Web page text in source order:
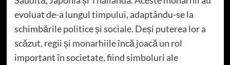
evoluat de-a lungul timpului, adaptându-se la
schimbările politice și sociale. Deși puterea lor a
scăzut, regii și monarhiile încă joacă un rol
important în societate, fiind simboluri ale